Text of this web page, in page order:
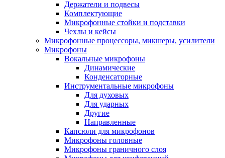
Держатели и подвесы
Комплектующие
Микрофонные стойки и подставки
Чехлы и кейсы
Микрофонные процессоры, микшеры, усилители
Микрофоны
Вокальные микрофоны
Динамические
Конденсаторные
Инструментальные микрофоны
Для духовых
Для ударных
Другие
Направленные
Капсюли для микрофонов
Микрофоны головные
Микрофоны граничного слоя